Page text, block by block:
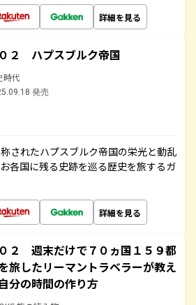
詳細を見る
２ ハプスブルク帝国
時代
発売
称されたハプスブルク帝国の栄光と動乱
各国に残る史跡を巡る歴史を旅するガ
詳細を見る
２ 週末だけで７０ヵ国１５９都
旅したリーマントラベラーが教え
分の時間の作り方